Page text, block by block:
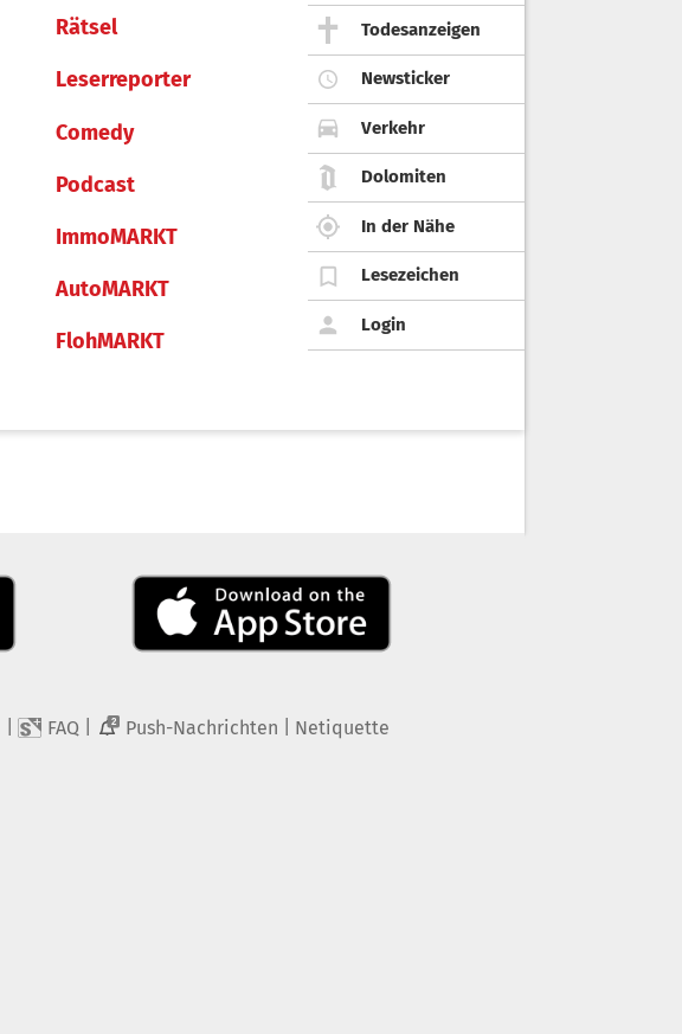
Rätsel
Leserreporter
Comedy
Podcast
ImmoMARKT
AutoMARKT
FlohMARKT
Todesanzeigen
Newsticker
Verkehr
Dolomiten
In der Nähe
Lesezeichen
Login
FAQ 2 Push-Nachrichten Netiquette